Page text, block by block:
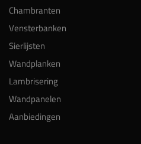
Chambranten
Vensterbanken
Sierlijsten
Wandplanken
Lambrisering
Wandpanelen
Aanbiedingen